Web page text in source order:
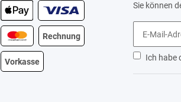
Rechnung
Vorkasse
Sie können
Ich habe